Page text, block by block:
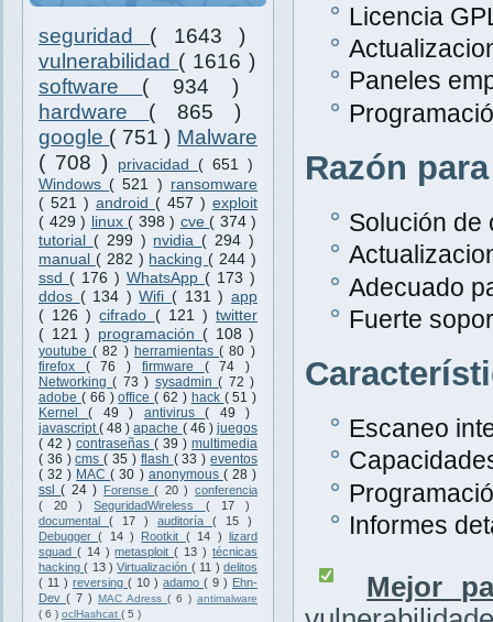
seguridad ( 1643 )
vulnerabilidad ( 1616 )
software ( 934 )
hardware ( 865 )
google ( 751 ) Malware
( 708 )
privacidad ( 651 )
Windows ( 521 ) ransomware
( 521 ) android ( 457 ) exploit
( 429 ) linux ( 398 ) cve ( 374 )
tutorial ( 299 ) nvidia ( 294 )
manual ( 282 ) hacking ( 244 )
ssd ( 176 ) WhatsApp ( 173 )
ddos ( 134 )Wifi ( 131 ) app
( 126 )cifrado ( 121 )twitter
( 121 ) programación ( 108 )
youtube( 82 ) herramientas( 80 )
firefox ( 76 ) firmware ( 74 )
Networking( 73 ) sysadmin( 72 )
adobe ( 66 )office( 62 ) hack ( 51 )
Kernel( 49 ) antivirus( 49 )
javascript( 48 )apache ( 46 ) juegos
( 42 ) contraseñas ( 39 ) multimedia
( 36 )cms( 35 ) flash ( 33 )eventos
( 32 ) MAC( 30 ) anonymous ( 28 )
ssl( 24 ) Forense( 20 ) conferencia
( 20 )SeguridadWireless ( 17 )
documental ( 17 ) auditoría ( 15 )
Debugger( 14 ) Rootkit ( 14 ) lizard
squad ( 14 )metasploit( 13 ) técnicas
hacking( 13 )Virtualización ( 11 ) delitos
( 11 ) reversing ( 10 ) adamo ( 9 ) Ehn-
Dev ( 7 ) MAC Adress ( 6 ) antimalware
( 6 ) oclHashcat ( 5 )
Licencia
Paneles
Razón
Solución de
Adecuado
Fuerte
Escaneo
Informes
Mejor